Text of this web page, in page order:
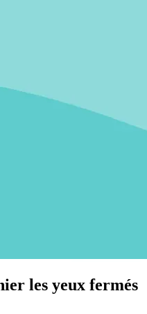
les yeux fermés